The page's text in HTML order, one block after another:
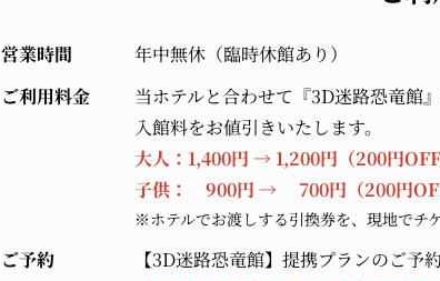
営業時間
年中無休（臨時休館あり）
ご利用料金
当ホテルと合わせて『3D迷路恐竜館
入館料をお値引きいたします。
大人：1,400円 → 1,200円（200円OFF
子供： 900円 → 700円（200円
※ホテルでお渡しする引換券を、現地でチ
ご予約
【3D迷路恐竜館】提携プランのご予